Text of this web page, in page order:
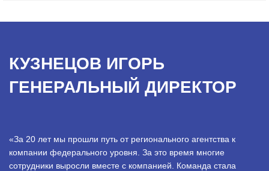
КУЗНЕЦОВ ИГОРЬ
ГЕНЕРАЛЬНЫЙ ДИРЕКТОР
«За 20 лет мы прошли путь от регионального агентства к
компании федерального уровня. За это время многие
сотрудники выросли вместе с компанией. Команда стала